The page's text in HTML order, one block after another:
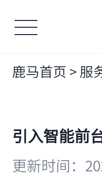
鹿马首页 > 服
引入智能前
更新时间：